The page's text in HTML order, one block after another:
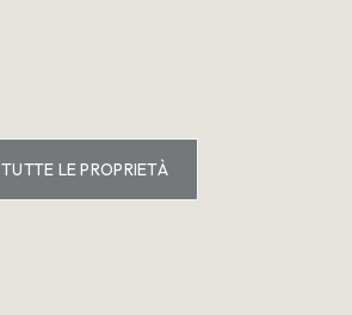
TUTTE LE PROPRIETÀ